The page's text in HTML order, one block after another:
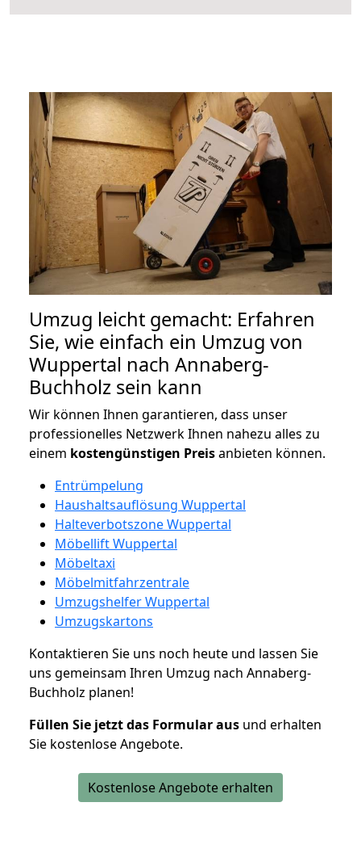
Umzug leicht gemacht: Erfahren
Sie, wie einfach ein Umzug von
Wuppertal nach Annaberg-
Buchholz sein kann
Wir können Ihnen garantieren, dass unser
professionelles Netzwerk Ihnen nahezu alles zu
einem kostengünstigen Preisanbieten können.
Entrümpelung
Haushaltsauflösung Wuppertal
Halteverbotszone Wuppertal
Möbellift Wuppertal
Möbeltaxi
Möbelmitfahrzentrale
Umzugshelfer Wuppertal
Umzugskartons
Kontaktieren Sie uns noch heute und lassen Sie
uns gemeinsam Ihren Umzug nach Annaberg-
Buchholz planen!
Füllen Sie jetzt das Formular aus und erhalten
Sie kostenlose Angebote.
Kostenlose Angebote erhalten